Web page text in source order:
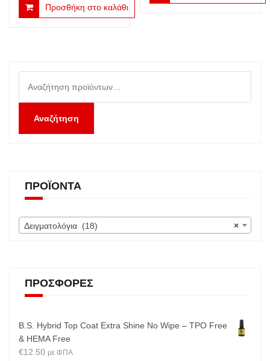
Προσθήκη στο καλάθι
για:
Αναζήτηση
ΠΡΟΪΌΝΤΑ
×
Δειγματολόγια (18)
ΠΡΟΣΦΟΡΈΣ
B.S. Hybrid Top Coat Extra Shine No Wipe – TPO Free
& HEMA Free
€12.50 με ΦΠΑ